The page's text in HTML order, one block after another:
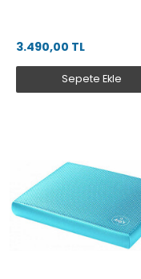
3.490,00 TL
Sepete Ekle